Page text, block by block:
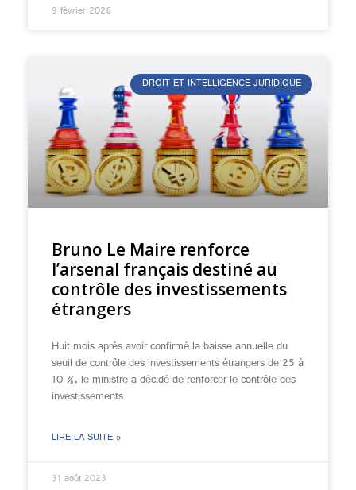
9 février 2026
DROIT ET INTELLIGENCE JURIDIQUE
Bruno Le Maire renforce
l’arsenal français destiné au
contrôle des investissements
étrangers
Huit mois après avoir confirmé la baisse annuelle du
seuil de contrôle des investissements étrangers de 25 à
10 %, le ministre a décidé de renforcer le contrôle des
investissements
LIRE LA SUITE »
31 août 2023